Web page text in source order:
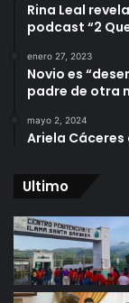
Rina Leal
podcast “2
enero 27, 2023
Novio es
padre de otra
mayo 2, 2024
Ariela Cáceres
Ultimo